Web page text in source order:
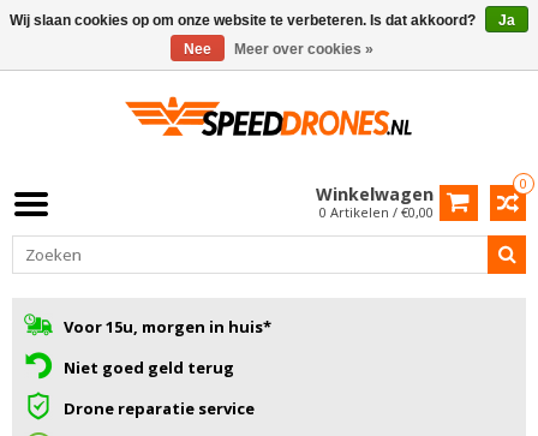
0
Winkelwagen
0 Artikelen / €0,00
Voor 15u, morgen in huis*
Niet goed geld terug
Drone reparatie service
Wij slaan cookies op om onze website te verbeteren. Is dat akkoord?
Ja
Nee
Meer over cookies »